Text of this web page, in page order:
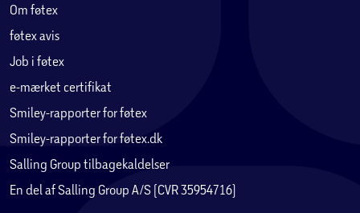
Om føtex
føtex avis
Job i føtex
e-mærket certifikat
Smiley-rapporter for føtex
Smiley-rapporter for føtex.dk
Salling Group tilbagekaldelser
En del af Salling Group A/S (CVR 35954716)